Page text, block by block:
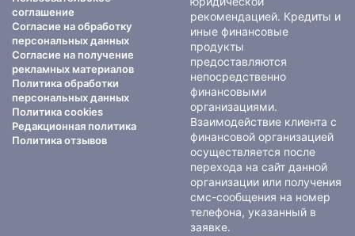
соглашение
Согласие на обработку
персональных данных
Согласие на получение
рекламных материалов
Политика обработки
персональных данных
Политика cookies
Редакционная политика
Политика отзывов
рекомендацией. Кредиты и
иные финансовые
продукты
предоставляются
непосредственно
финансовыми
организациями.
Взаимодействие клиента с
финансовой организацией
осуществляется после
перехода на сайт данной
организации или получения
смс-сообщения на номер
телефона, указанный в
заявке.